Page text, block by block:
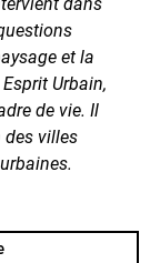
et la
Urbain,
de vie. Il
villes